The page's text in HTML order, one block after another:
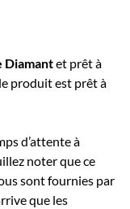
Diamantet prêt à
le produit est prêt à
d’attente à
noter que ce
sont fournies par
que les